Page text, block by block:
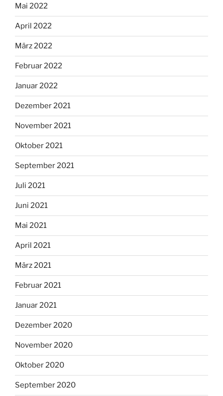
Mai 2022
April 2022
März 2022
Februar 2022
Januar 2022
Dezember 2021
November 2021
Oktober 2021
September 2021
Juli 2021
Juni 2021
Mai 2021
April 2021
März 2021
Februar 2021
Januar 2021
Dezember 2020
November 2020
Oktober 2020
September 2020